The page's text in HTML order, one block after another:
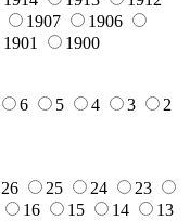
1907
1906
1901 1900
6 5 4 3
2
26 25 24
23
16 15 14
13